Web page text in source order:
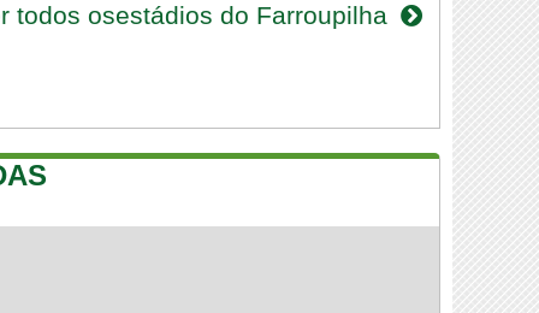
todos osestádios do Farroupilha